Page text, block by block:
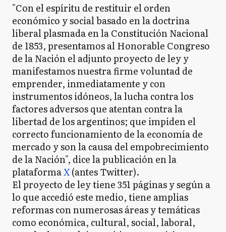
"Con el espíritu de restituir el orden
económico y social basado en la doctrina
liberal plasmada en la Constitución Nacional
de 1853, presentamos al Honorable Congreso
de la Nación el adjunto proyecto de ley y
manifestamos nuestra firme voluntad de
emprender, inmediatamente y con
instrumentos idóneos, la lucha contra los
factores adversos que atentan contra la
libertad de los argentinos; que impiden el
correcto funcionamiento de la economía de
mercado y son la causa del empobrecimiento
de la Nación", dice la publicación en la
plataformaX(antes Twitter).
El proyecto de ley tiene 351 páginas y según a
lo que accedió este medio, tiene amplias
reformas con numerosas áreas y temáticas
como económica, cultural, social, laboral,